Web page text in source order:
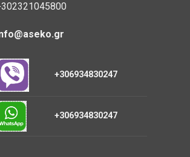
+306934830247
+306934830247